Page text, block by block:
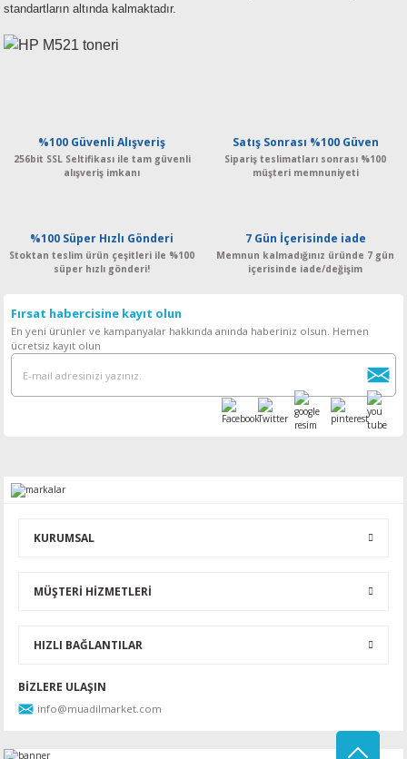
standartların altında kalmaktadır.
%100 Güvenli Alışveriş
256bit SSL Seltifikası ile tam güvenli
alışveriş imkanı
Satış Sonrası %100 Güven
Sipariş teslimatları sonrası %100
müşteri memnuniyeti
%100 Süper Hızlı Gönderi
Stoktan teslim ürün çeşitleri ile %100
süper hızlı gönderi!
7 Gün İçerisinde iade
Memnun kalmadığınız üründe 7 gün
içerisinde iade/değişim
Fırsat habercisine kayıt olun
En yeni ürünler ve kampanyalar hakkında anında haberiniz olsun. Hemen
ücretsiz kayıt olun
KURUMSAL
MÜŞTERİ HİZMETLERİ
HIZLI BAĞLANTILAR
BİZLERE ULAŞIN
info@muadilmarket.com